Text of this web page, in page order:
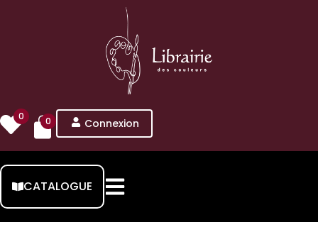
0 0 Connexion
CATALOGUE